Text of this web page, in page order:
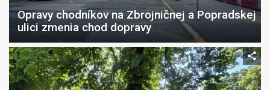
Opravy chodníkov na Zbrojničnej a Popradskej
ulici zmenia chod dopravy